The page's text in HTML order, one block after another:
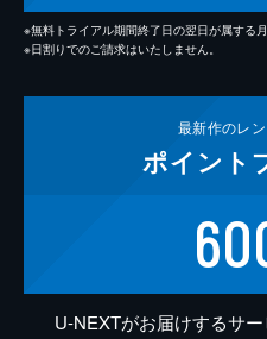
※無料トライアル期間終了日の翌日が属する
※日割りでのご請求はいたしません。
最新作のレ
ポイント
U-NEXTがお届けするサ